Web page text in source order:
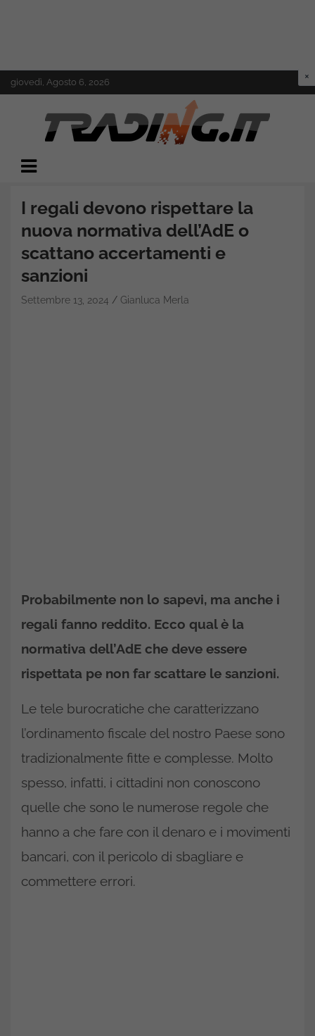
Skip
to
giovedì, Agosto 6, 2026
Trading.it
I regali devono rispettare la
nuova normativa dell’AdE o
scattano accertamenti e
sanzioni
Settembre 13, 2024 Gianluca Merla
Probabilmente non lo sapevi, ma anche i
regali fanno reddito. Ecco qual è la
normativa dell’AdE che deve essere
rispettata pe non far scattare le sanzioni.
Le tele burocratiche che caratterizzano
l’ordinamento fiscale del nostro Paese sono
tradizionalmente fitte e complesse. Molto
spesso, infatti, i cittadini non conoscono
quelle che sono le numerose regole che
hanno a che fare con il denaro e i movimenti
bancari, con il pericolo di sbagliare e
commettere errori.